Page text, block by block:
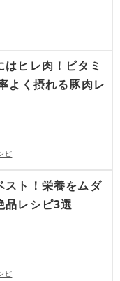
はヒレ肉！ビタミ
よく摂れる豚肉レ
ピ
スト！栄養をムダ
品レシピ3選
ピ